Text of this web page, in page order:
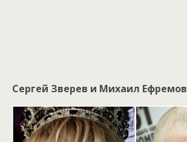
Сергей Зверев и Михаил Ефремов